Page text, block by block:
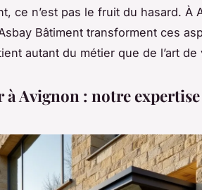
ce n’est pas le fruit du hasard. À
Bâtiment transforment ces
autant du métier que de l’art de
Avignon : notre